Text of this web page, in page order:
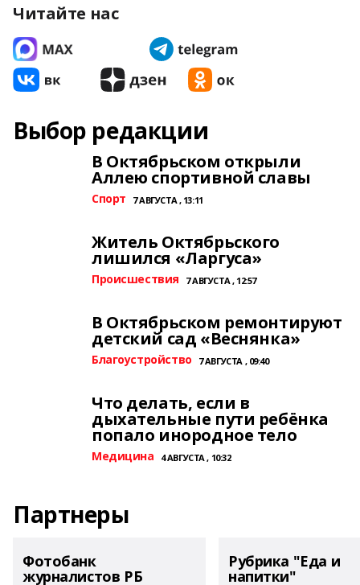
Читайте нас
Выбор редакции
В Октябрьском открыли
Аллею спортивной славы
Спорт 7 АВГУСТА , 13:11
Житель Октябрьского
лишился «Ларгуса»
Происшествия 7 АВГУСТА , 12:57
В Октябрьском ремонтируют
детский сад «Веснянка»
Благоустройство 7 АВГУСТА , 09:40
Что делать, если в
дыхательные пути ребёнка
попало инородное тело
Медицина 4 АВГУСТА , 10:32
Партнеры
Фотобанк
журналистов РБ
Рубрика "Еда и
напитки"